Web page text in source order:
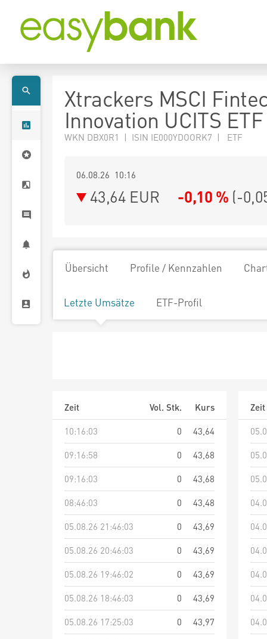
Xtrackers MSCI
Innovation UCITS
WKN DBX0R1 | ISIN IE000YDOORK7 | ETF
06.08.26 10:16
43,64 EUR -0,10 % (-
Übersicht Profile / Kennzahlen
Letzte Umsätze ETF-Profil
Zeit Vol. Stk.
Kurs
10:16:03
0
43,64
09:16:58
0
43,68
09:16:03
0
43,68
08:46:03
0
43,48
05.08.26 21:46:03
0
43,69
05.08.26 20:46:03
0
43,69
05.08.26 19:46:02
0
43,69
05.08.26 18:46:03
0
43,69
05.08.26 17:25:03
0
43,97
Zeit